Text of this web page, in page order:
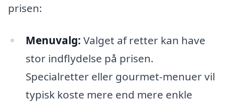
prisen:
Menuvalg: Valget af retter kan have
stor indflydelse på prisen.
Specialretter eller gourmet-menuer vil
typisk koste mere end mere enkle